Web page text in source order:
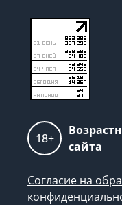
18+
сайта
Согласие на